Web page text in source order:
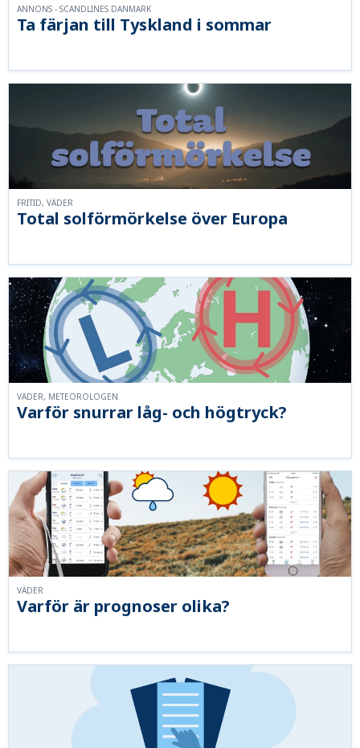
Ta färjan till Tyskland i sommar
ANNONS - SCANDLINES DANMARK
Total solförmörkelse över Europa
FRITID, VÄDER
Varför snurrar låg- och högtryck?
VÄDER, METEOROLOGEN
Varför är prognoser olika?
VÄDER